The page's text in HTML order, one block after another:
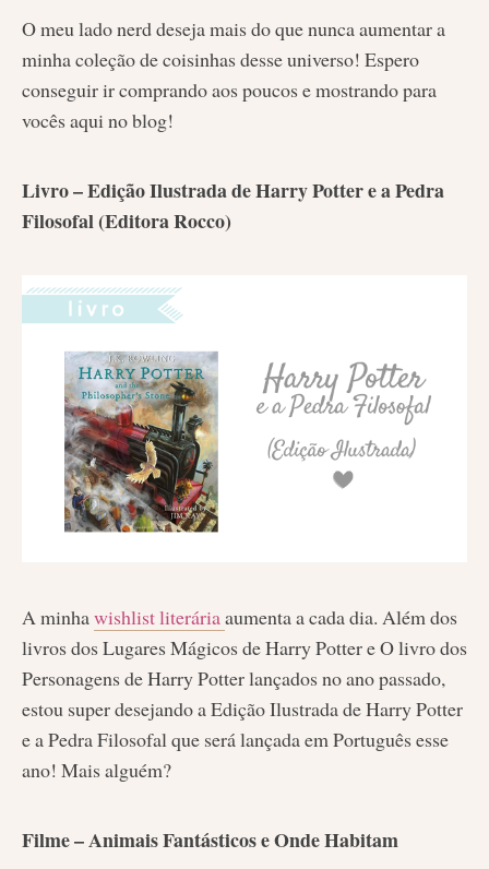
O meu lado nerd deseja mais do que nunca aumentar a
minha coleção de coisinhas desse universo! Espero
conseguir ir comprando aos poucos e mostrando para
vocês aqui no blog!
Livro – Edição Ilustrada de Harry Potter e a Pedra
Filosofal (Editora Rocco)
A minhawishlist literáriaaumenta a cada dia. Além dos
livros dos Lugares Mágicos de Harry Potter e O livro dos
Personagens de Harry Potter lançados no ano passado,
estou super desejando a Edição Ilustrada de Harry Potter
e a Pedra Filosofal que será lançada em Português esse
ano! Mais alguém?
Filme – Animais Fantásticos e Onde Habitam